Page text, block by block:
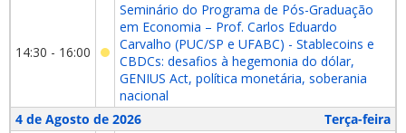
14:30 - 16:00
Seminário do Programa de Pós-Graduação
em Economia – Prof. Carlos Eduardo
Carvalho (PUC/SP e UFABC) - Stablecoins e
CBDCs: desafios à hegemonia do dólar,
GENIUS Act, política monetária, soberania
nacional
4 de Agosto de 2026
Terça-feira